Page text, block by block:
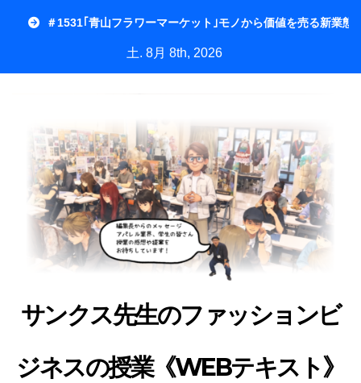
＃1531｢青山フラワーマーケット｣モノから価値を売る新業態
土. 8月 8th, 2026
サンクス先生のファッションビ
ジネスの授業《WEBテキスト》